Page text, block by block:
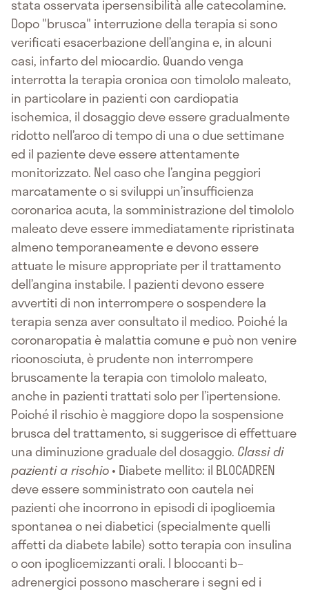
stata osservata ipersensibilità alle catecolamine.
Dopo "brusca" interruzione della terapia si sono
verificati esacerbazione dell’angina e, in alcuni
casi, infarto del miocardio. Quando venga
interrotta la terapia cronica con timololo maleato,
in particolare in pazienti con cardiopatia
ischemica, il dosaggio deve essere gradualmente
ridotto nell’arco di tempo di una o due settimane
ed il paziente deve essere attentamente
monitorizzato. Nel caso che l’angina peggiori
marcatamente o si sviluppi un’insufficienza
coronarica acuta, la somministrazione del timololo
maleato deve essere immediatamente ripristinata
almeno temporaneamente e devono essere
attuate le misure appropriate per il trattamento
dell’angina instabile. I pazienti devono essere
avvertiti di non interrompere o sospendere la
terapia senza aver consultato il medico. Poiché la
coronaropatia è malattia comune e può non venire
riconosciuta, è prudente non interrompere
bruscamente la terapia con timololo maleato,
anche in pazienti trattati solo per l’ipertensione.
Poiché il rischio è maggiore dopo la sospensione
brusca del trattamento, si suggerisce di effettuare
una diminuzione graduale del dosaggio. Classi di
pazienti a rischio• Diabete mellito: il BLOCADREN
deve essere somministrato con cautela nei
pazienti che incorrono in episodi di ipoglicemia
spontanea o nei diabetici (specialmente quelli
affetti da diabete labile) sotto terapia con insulina
o con ipoglicemizzanti orali. I bloccanti b–
adrenergici possono mascherare i segni ed i